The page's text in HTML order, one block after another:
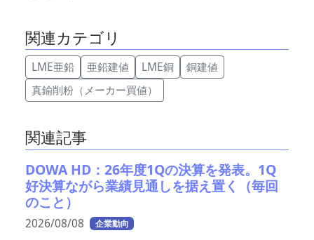
関連カテゴリ
LME亜鉛 亜鉛建値 LME銅
銅建値
真鍮削粉（メーカー買値）
関連記事
DOWA HD：26年度1Qの決算を発表。1Q
好決算ながら業績見通しを据え置く（毎回
のこと）
2026/08/08 企業動向